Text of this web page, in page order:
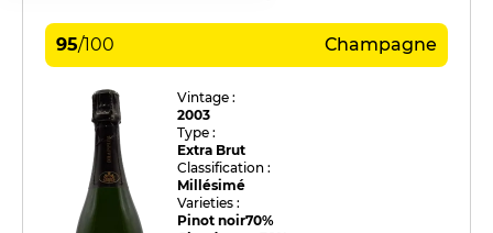
95/100 Champagne
Vintage :
2003
Type :
Extra Brut
Classification :
Millésimé
Varieties :
Pinot noir70%